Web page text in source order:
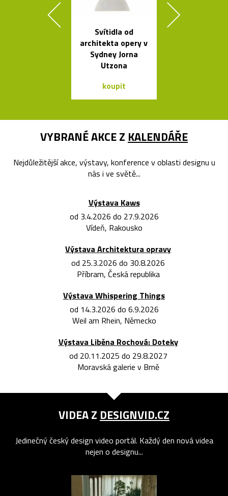
Svítidla od
architekta opery v
Sydney Jorna
Utzona
koupit
VYBRANÉ AKCE Z KALENDÁŘE
Nejdůležitější akce, výstavy, konference v oblasti designu u
nás i ve světě...
Výstava Kaws
od 3.4.2026 do 27.9.2026
Vídeň, Rakousko
Výstava Architektura opravy
od 25.3.2026 do 30.8.2026
Příbram, Česká republika
Výstava Whispering Things
od 14.3.2026 do 6.9.2026
Weil am Rhein, Německo
Výstava Liběna Rochová: Doteky
od 20.11.2025 do 29.8.2027
Moravská galerie v Brně
VIDEA Z DESIGNVID.CZ
Jedinečný český design video portál. Každý den nová videa
nejen o designu...